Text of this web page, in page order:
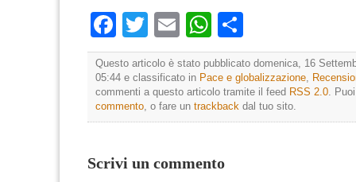
Facebook
TwitterEmailWhatsApp
Questo articolo è stato pubblicato domenica, 16
05:44 e classificato in Pace e globalizzazione,
commenti a questo articolo tramite il feed RSS 2.0.
commento, o fare un trackback dal tuo sito.
Scrivi un commento